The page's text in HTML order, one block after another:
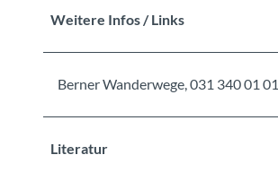
Weitere Infos / Links
Berner Wanderwege, 031 340 01 01,
Literatur